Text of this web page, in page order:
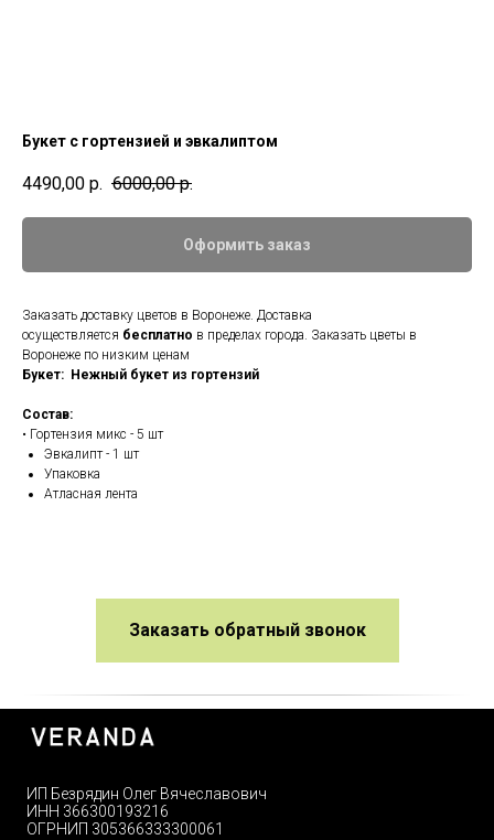
Букет с гортензией и эвкалиптом
4490,00 р. 6000,00 р.
Оформить заказ
Заказать доставку цветов в Воронеже. Доставка
осуществляется бесплатно в пределах города. Заказать цветы в
Воронеже по низким ценам
Букет: Нежный букет из гортензий
Состав:
• Гортензия микс - 5 шт
Эвкалипт - 1 шт
Упаковка
Атласная лента
Заказать обратный звонок
ИП Безрядин Олег Вячеславович
ИНН 366300193216
ОГРНИП 305366333300061